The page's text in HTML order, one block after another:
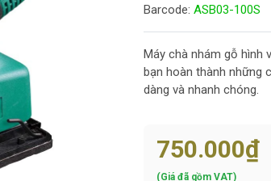
Barcode: ASB03-100S
Máy chà nhám gỗ hình
bạn hoàn thành những
dàng và nhanh chóng.
750.000₫
(Giá đã gồm VAT)